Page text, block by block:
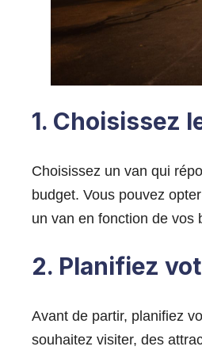
1. Choisissez
Choisissez un van qui
budget. Vous pouvez
un van en fonction de vos
2. Planifiez
Avant de partir, planifiez
souhaitez visiter, des